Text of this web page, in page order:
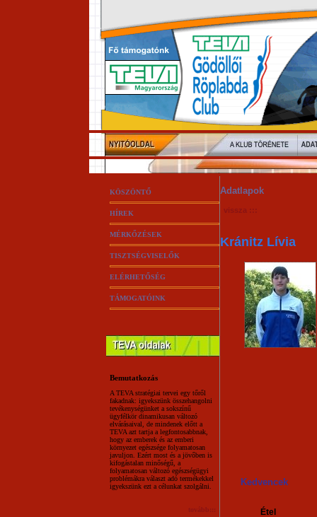
KÖSZÖNTŐ
HÍREK
MÉRKŐZÉSEK
TISZTSÉGVISELŐK
ELÉRHETŐSÉG
TÁMOGATÓINK
Bemutatkozás
A TEVA stratégiai tervei egy tőről
fakadnak: igyekszünk összehangolni
tevékenységünket a sokszínű
ügyfélkör dinamikusan változó
elvárásaival, de mindenek előtt a
TEVA azt tartja a legfontosabbnak,
hogy az emberek és az emberi
környezet egészsége folyamatosan
javuljon. Ezért most és a jövőben is
kifogástalan minőségű, a
folyamatosan változó egészségügyi
problémákra választ adó termékekkel
igyekszünk ezt a célunkat szolgálni.
tovább:::
Adatlapok
vissza :::
Kránitz Lívia
Kedvencek
Étel